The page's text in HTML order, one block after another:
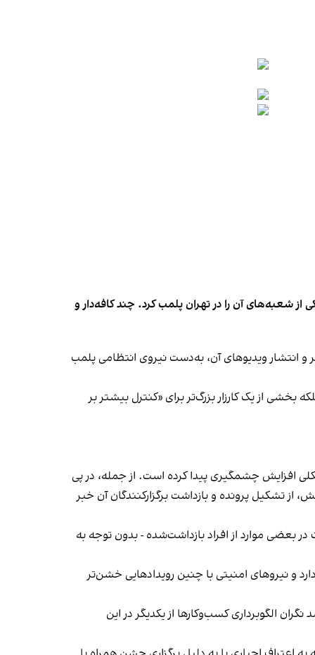
شعبه‌های آن را در تهران پلمب کرد. چند کافه‌‌دار و
در ایران گزارش دادند فروشگاه جین‌وست در خیابان فرشته تهران، شنبه ۱۹ مهر و پس از برگزاری جشنی در ۱۸ مهر و انتشار ویدیوهای آن، به‌دست نیروی انتظامی پلمب
از یک کارزار بزرگ‌تر برای «کنترل بیشتر بر
افزایش چشمگیری پیدا کرده است. از جمله، در پی
از تشکیل پرونده و بازداشت برگزارکنندگان آن خبر
بعضی موارد از افراد بازداشت‌‌شده - بدون توجه به
و نیروهای امنیتی با چنین رویدادهایی خشن‌تر
الگوبرداری کسب‌وکارها از یکدیگر در این